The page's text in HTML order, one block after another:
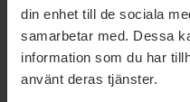
din enhet till de sociala
samarbetar med. Dessa
information som du har
använt deras tjänster.